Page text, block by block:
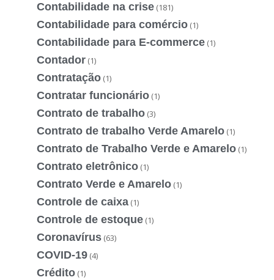
Contabilidade na crise (181)
Contabilidade para comércio (1)
Contabilidade para E-commerce (1)
Contador (1)
Contratação (1)
Contratar funcionário (1)
Contrato de trabalho (3)
Contrato de trabalho Verde Amarelo (1)
Contrato de Trabalho Verde e Amarelo (1)
Contrato eletrônico (1)
Contrato Verde e Amarelo (1)
Controle de caixa (1)
Controle de estoque (1)
Coronavírus (63)
COVID-19 (4)
Crédito (1)